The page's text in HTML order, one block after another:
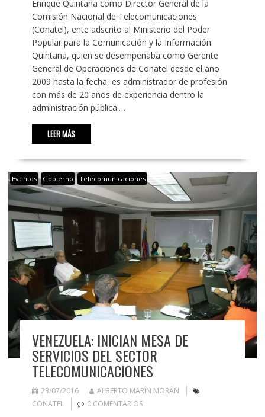
Enrique Quintana como Director General de la
Comisión Nacional de Telecomunicaciones
(Conatel), ente adscrito al Ministerio del Poder
Popular para la Comunicación y la Información.
Quintana, quien se desempeñaba como Gerente
General de Operaciones de Conatel desde el año
2009 hasta la fecha, es administrador de profesión
con más de 20 años de experiencia dentro la
administración pública.…
LEER MÁS
Eventos Gobierno Telecomunicaciones
VENEZUELA: INICIAN MESA DE
SERVICIOS DEL SECTOR
TELECOMUNICACIONES
23/07/2016
ALBERTO MARÍN MORÁN
CONATEL
0 COMENTARIOS